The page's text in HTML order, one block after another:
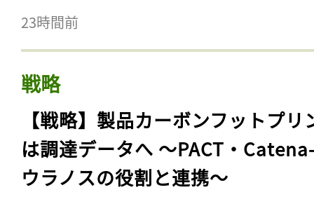
23時間前
戦略
【戦略】製品カーボンフットプリ
は調達データへ 〜PACT・
ウラノスの役割と連携〜